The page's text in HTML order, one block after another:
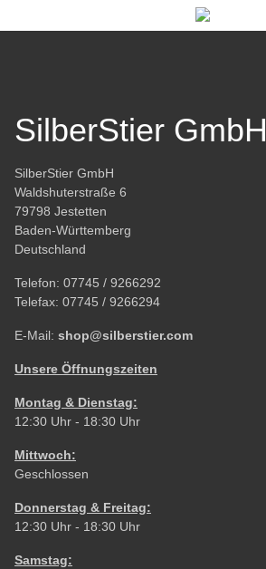
SilberStier GmbH
SilberStier GmbH
Waldshuterstraße 6
79798 Jestetten
Baden-Württemberg
Deutschland
Telefon: 07745 / 9266292
Telefax: 07745 / 9266294
E-Mail: shop@silberstier.com
Unsere Öffnungszeiten
Montag & Dienstag:
12:30 Uhr - 18:30 Uhr
Mittwoch:
Geschlossen
Donnerstag & Freitag:
12:30 Uhr - 18:30 Uhr
Samstag: